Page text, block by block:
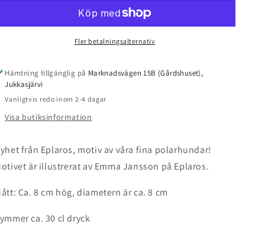
Fler betalningsalternativ
Hämtning tillgänglig på Marknadsvägen 15B (Gårdshuset),
Jukkasjärvi
Vanligtvis redo inom 2-4 dagar
Visa butiksinformation
från Eplaros, motiv av våra fina polarhundar!
är illustrerat av Emma Jansson på Eplaros.
Ca. 8 cm hög, diametern är ca. 8 cm
ca. 30 cl dryck